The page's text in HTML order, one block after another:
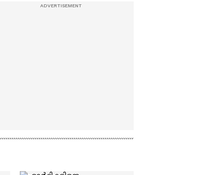
പ്രതിപക്ഷം; ആവശ്യം